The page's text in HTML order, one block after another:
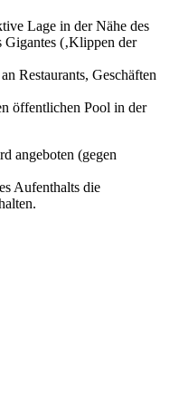
Lage in der Nähe des
Gigantes (‚Klippen der
Restaurants, Geschäften
öffentlichen Pool in der
angeboten (gegen
Aufenthalts die